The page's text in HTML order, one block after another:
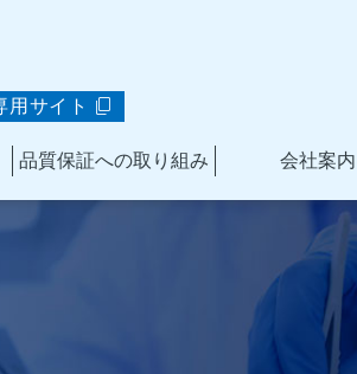
用サイト
品質保証への取り組み 会社案内